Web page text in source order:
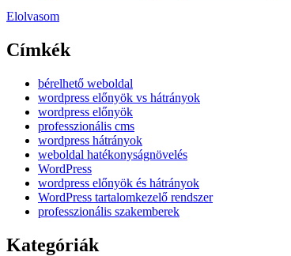
Elolvasom
Címkék
bérelhető weboldal
wordpress előnyök vs hátrányok
wordpress előnyök
professzionális cms
wordpress hátrányok
weboldal hatékonyságnövelés
WordPress
wordpress előnyök és hátrányok
WordPress tartalomkezelő rendszer
professzionális szakemberek
Kategóriák